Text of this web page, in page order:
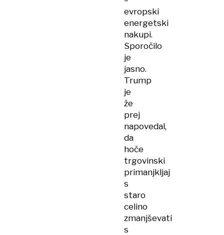
evropski
energetski
nakupi.
Sporočilo
je
jasno.
Trump
je
že
prej
napovedal,
da
hoče
trgovinski
primanjkljaj
s
staro
celino
zmanjševati
s